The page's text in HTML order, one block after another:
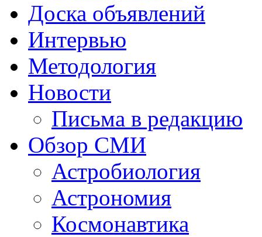
Доска объявлений
Интервью
Методология
Новости
Письма в редакцию
Обзор СМИ
Астробиология
Астрономия
Космонавтика